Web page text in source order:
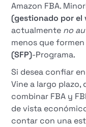
Amazon FBA.
(gestionado por el
actualmente no
menos que
(SFP)-Programa.
Si desea confiar
Vine a largo plazo,
combinar FBA y
de vista
contar con una